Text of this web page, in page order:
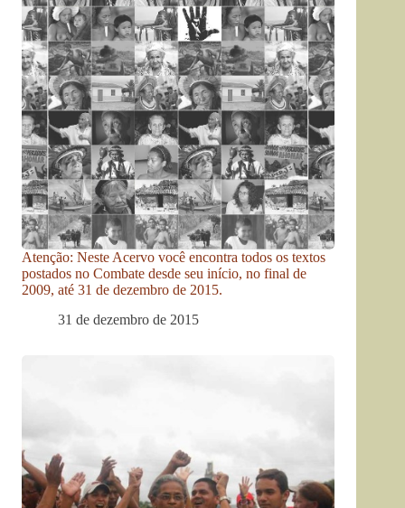
Atenção: Neste Acervo você encontra todos os textos
postados no Combate desde seu início, no final de
2009, até 31 de dezembro de 2015.
31 de dezembro de 2015